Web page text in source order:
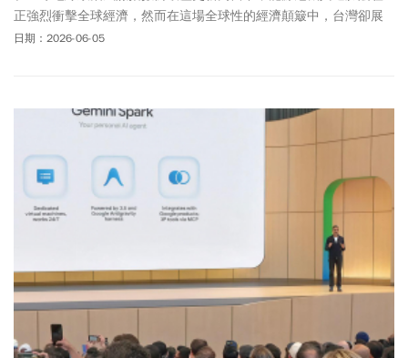
正強烈衝擊全球經濟，然而在這場全球性的經濟顛簸中，台灣卻展
現出驚人韌性。滙豐集團環球研究首席亞洲經濟學家暨亞洲聯合主
COMPUTEX展期，更有國際機構投資人與國外媒體特地來台，了解
台灣的優質上市公司。證券交易所媒體簡報會活動將在週四(6/4)舉
行，包括世芯(3661)、汎銓(6830)、南亞科(2408)、欣興(3037)、奇
鋐(3017)、台達電(2308與緯創(3231)等7家受邀，這份名單並非由證
交所單方面決定，而是事前與國際媒體進行深度溝通後，精選最想
了解的台灣上市公司。
日期：2026-06-05